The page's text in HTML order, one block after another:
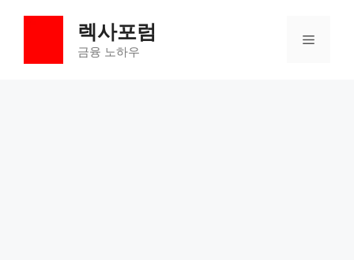
렉사포럼
금융 노하우
메